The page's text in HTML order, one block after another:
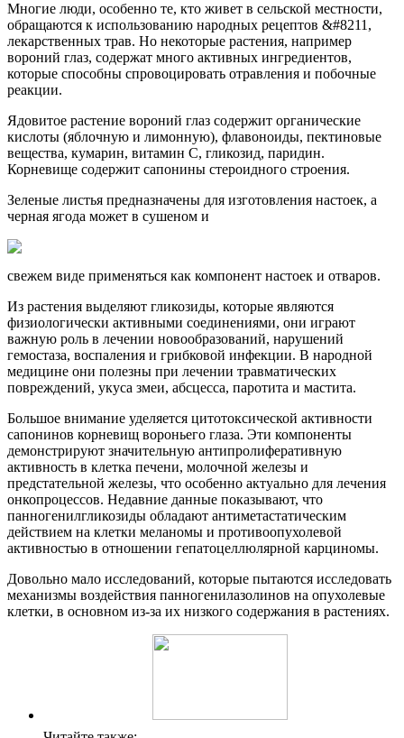
Многие люди, особенно те, кто живет в сельской местности,
обращаются к использованию народных рецептов &#8211,
лекарственных трав. Но некоторые растения, например
вороний глаз, содержат много активных ингредиентов,
которые способны спровоцировать отравления и побочные
реакции.
Ядовитое растение вороний глаз содержит органические
кислоты (яблочную и лимонную), флавоноиды, пектиновые
вещества, кумарин, витамин С, гликозид, паридин.
Корневище содержит сапонины стероидного строения.
Зеленые листья предназначены для изготовления настоек, а
черная ягода может в сушеном и
свежем виде применяться как компонент настоек и отваров.
Из растения выделяют гликозиды, которые являются
физиологически активными соединениями, они играют
важную роль в лечении новообразований, нарушений
гемостаза, воспаления и грибковой инфекции. В народной
медицине они полезны при лечении травматических
повреждений, укуса змеи, абсцесса, паротита и мастита.
Большое внимание уделяется цитотоксической активности
сапонинов корневищ вороньего глаза. Эти компоненты
демонстрируют значительную антипролиферативную
активность в клетка печени, молочной железы и
предстательной железы, что особенно актуально для лечения
онкопроцессов. Недавние данные показывают, что
панногенилгликозиды обладают антиметастатическим
действием на клетки меланомы и противоопухолевой
активностью в отношении гепатоцеллюлярной карциномы.
Довольно мало исследований, которые пытаются исследовать
механизмы воздействия панногенилазолинов на опухолевые
клетки, в основном из-за их низкого содержания в растениях.